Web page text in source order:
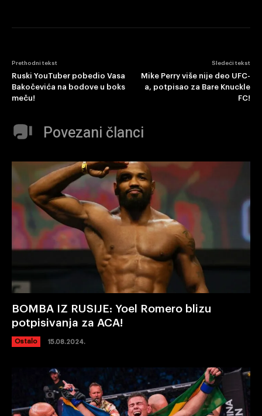
Prethodni tekst
Ruski YouTuber pobedio Vasa
Bakočevića na bodove u boks
meču!
Sledeći tekst
Mike Perry više nije deo UFC-
a, potpisao za Bare Knuckle
FC!
Povezani članci
BOMBA IZ RUSIJE: Yoel Romero blizu
potpisivanja za ACA!
Ostalo 15.08.2024.